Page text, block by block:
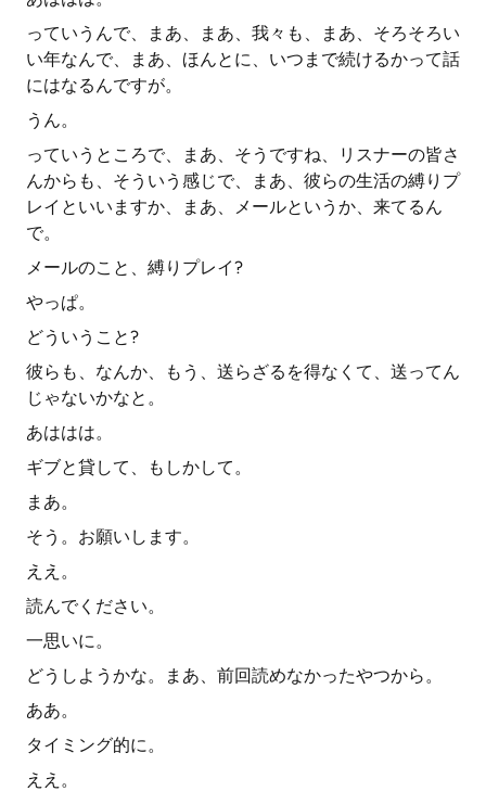
っていうんで、まあ、まあ、我々も、まあ、そろそろい
い年なんで、まあ、ほんとに、いつまで続けるかって話
にはなるんですが。
うん。
っていうところで、まあ、そうですね、リスナーの皆さ
んからも、そういう感じで、まあ、彼らの生活の縛りプ
レイといいますか、まあ、メールというか、来てるん
で。
メールのこと、縛りプレイ?
やっぱ。
どういうこと?
彼らも、なんか、もう、送らざるを得なくて、送ってん
じゃないかなと。
あははは。
ギブと貸して、もしかして。
まあ。
そう。お願いします。
ええ。
読んでください。
一思いに。
どうしようかな。まあ、前回読めなかったやつから。
ああ。
タイミング的に。
ええ。